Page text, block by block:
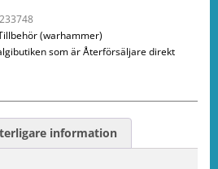
(warhammer)
som är Återförsäljare direkt
information